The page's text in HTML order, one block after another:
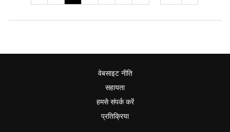
वेबसाइट नीति
सहायता
हमसे संपर्क करें
प्रतिक्रिया